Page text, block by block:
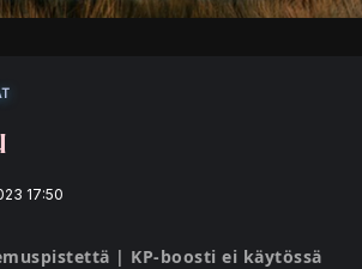
17:50
| KP-boosti ei käytössä